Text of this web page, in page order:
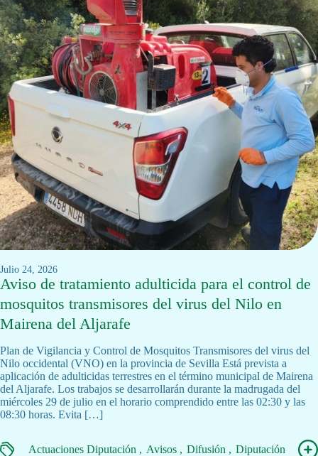
julio 24, 2026
Aviso de tratamiento adulticida para el control de
mosquitos transmisores del virus del Nilo en
Mairena del Aljarafe
Plan de Vigilancia y Control de Mosquitos Transmisores del virus del
Nilo occidental (VNO) en la provincia de Sevilla Está prevista a
aplicación de adulticidas terrestres en el término municipal de Mairena
del Aljarafe. Los trabajos se desarrollarán durante la madrugada del
miércoles 29 de julio en el horario comprendido entre las 02:30 y las
08:30 horas. Evita […]
Actuaciones Diputación Avisos Difusión Diputación